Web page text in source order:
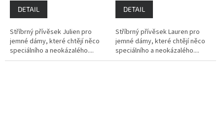
DETAIL
Stříbrný přívěsek Julien pro
jemné dámy, které chtějí něco
speciálního a neokázalého....
DETAIL
Stříbrný přívěsek Lauren pro
jemné dámy, které chtějí něco
speciálního a neokázalého....